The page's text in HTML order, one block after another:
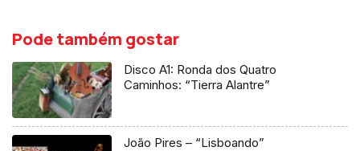
Pode também gostar
Disco A1: Ronda dos Quatro
Caminhos: “Tierra Alantre”
João Pires – “Lisboando”